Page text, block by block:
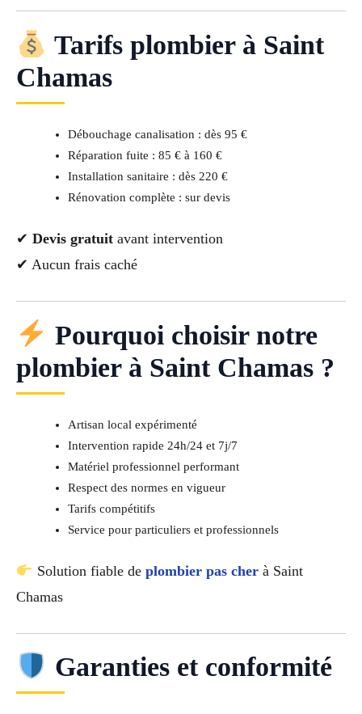
Tarifs plombier à Saint
Chamas
Débouchage canalisation : dès 95 €
Réparation fuite : 85 € à 160 €
Installation sanitaire : dès 220 €
Rénovation complète : sur devis
✔ Devis gratuit avant intervention
✔ Aucun frais caché
Pourquoi choisir notre
plombier à Saint Chamas ?
Artisan local expérimenté
Intervention rapide 24h/24 et 7j/7
Matériel professionnel performant
Respect des normes en vigueur
Tarifs compétitifs
Service pour particuliers et professionnels
Solution fiable de plombier pas cherà Saint
Chamas
Garanties et conformité